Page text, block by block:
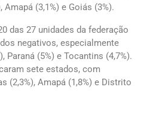
(3,1%) e Goiás (3%).
das 27 unidades da federação
negativos, especialmente
Paraná (5%) e Tocantins (4,7%).
sete estados, com
(2,3%), Amapá (1,8%) e Distrito